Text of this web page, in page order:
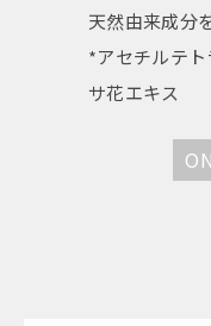
天然由来成分
*アセチルテ
サ花エキス